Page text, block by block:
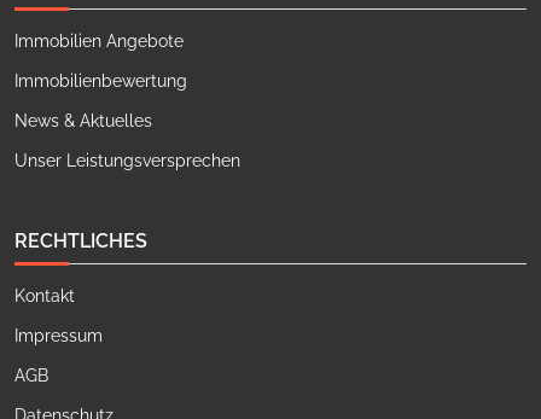
Immobilien Angebote
Immobilienbewertung
News & Aktuelles
Unser Leistungsversprechen
RECHTLICHES
Kontakt
Impressum
AGB